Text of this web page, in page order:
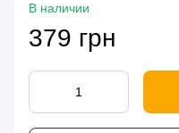
В наличии
379 грн